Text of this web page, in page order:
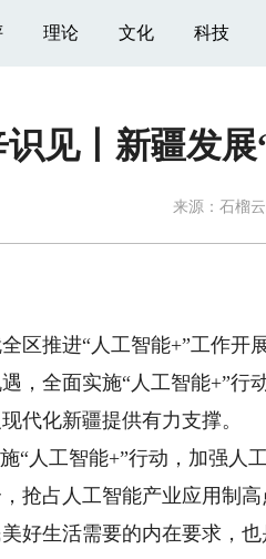
理论 文化 科技
识见丨新疆发
来源： 石榴
推进“人工智能+”工作开
，全面实施“人工智能+”行
代化新疆提供有力支撑。
人工智能+”行动，加强人
抢占人工智能产业应用制
好生活需要的内在要求，也